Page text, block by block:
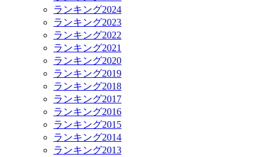
ランキング2024
ランキング2023
ランキング2022
ランキング2021
ランキング2020
ランキング2019
ランキング2018
ランキング2017
ランキング2016
ランキング2015
ランキング2014
ランキング2013